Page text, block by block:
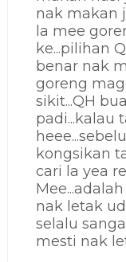
nak makan
la mee
ke...pilihan
benar nak
goreng
sikit...QH
padi...kalau
kongsikan
cari la yea
nak letak
selalu
mesti nak